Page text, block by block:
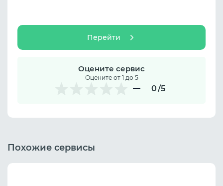
Перейти
Оцените сервис
Оцените от 1 до 5
0/5
Похожие сервисы